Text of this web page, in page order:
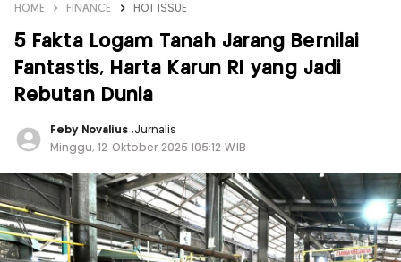
HOME FINANCE HOT ISSUE
5 Fakta Logam Tanah Jarang Bernilai
Fantastis, Harta Karun RI yang Jadi
Rebutan Dunia
Feby Novalius ,Jurnalis
Minggu, 12 Oktober 2025 |05:12 WIB